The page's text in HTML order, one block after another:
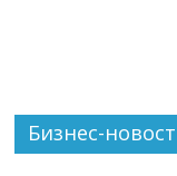
Бизнес-